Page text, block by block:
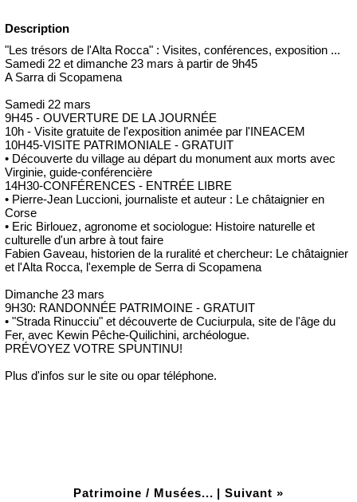
Description
"Les trésors de l'Alta Rocca" : Visites, conférences, exposition ...
Samedi 22 et dimanche 23 mars à partir de 9h45
A Sarra di Scopamena
Samedi 22 mars
9H45 - OUVERTURE DE LA JOURNÉE
10h - Visite gratuite de l'exposition animée par l'INEACEM
10H45-VISITE PATRIMONIALE - GRATUIT
• Découverte du village au départ du monument aux morts avec
Virginie, guide-conférencière
14H30-CONFÉRENCES - ENTRÉE LIBRE
• Pierre-Jean Luccioni, journaliste et auteur : Le châtaignier en
Corse
• Eric Birlouez, agronome et sociologue: Histoire naturelle et
culturelle d'un arbre à tout faire
Fabien Gaveau, historien de la ruralité et chercheur: Le châtaignier
et l'Alta Rocca, l'exemple de Serra di Scopamena
Dimanche 23 mars
9H30: RANDONNÉE PATRIMOINE - GRATUIT
• "Strada Rinucciu" et découverte de Cuciurpula, site de l'âge du
Fer, avec Kewin Pêche-Quilichini, archéologue.
PRÉVOYEZ VOTRE SPUNTINU!
Plus d'infos sur le site ou opar téléphone.
Patrimoine / Musées... | Suivant »